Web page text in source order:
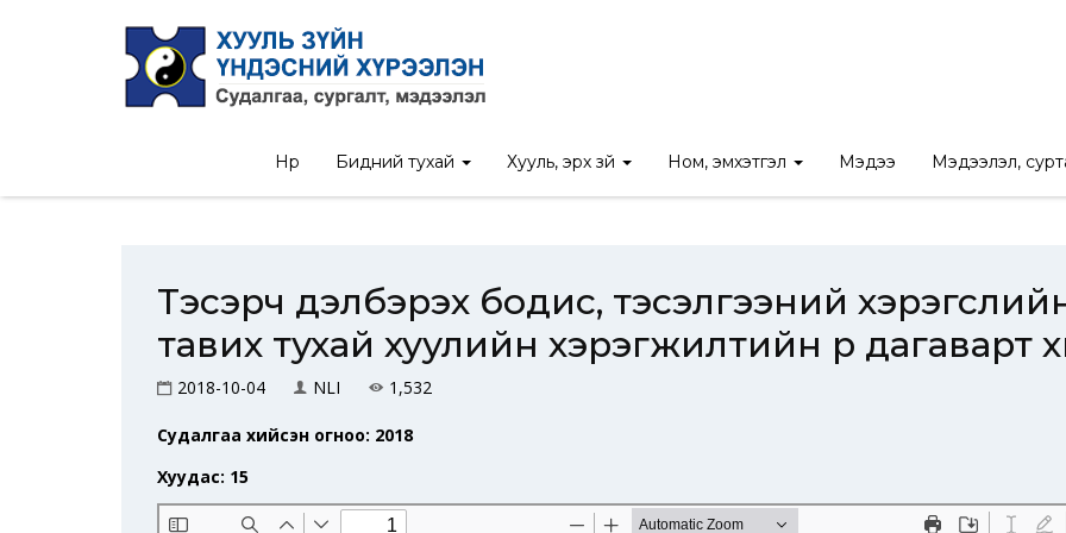
Нүүр Бидний тухай Хууль, эрх зүй Ном, эмхэтгэл Мэдээ Мэдээлэл,
Судалгааны тайлан / Тэсэрч дэлбэрэх бодис, тэсэлгээний хэрэгслийн эргэлтэд хяналт тавих тухай
Тэсэрч дэлбэрэх бодис, тэсэлгээний
тавих тухай хуулийн хэрэгжилтийн үр дагаварт
2018-10-04 NLI 1,532
Судалгаа хийсэн огноо: 2018
Хуудас: 15